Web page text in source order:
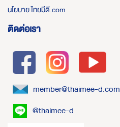
นโยบาย ไทยมีดี.com
ติดต่อเรา
member@thaimee-d.com
@thaimee-d